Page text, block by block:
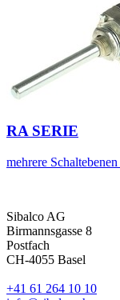
RA SERIE
mehrere
Sibalco AG
Birmannsgasse 8
Postfach
CH-4055 Basel
+41 61 264 10 10